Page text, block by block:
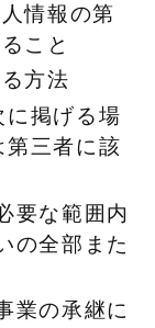
情報の第
こと
方法
に掲げる場
第三者に該
要な範囲内
の全部また
業の承継に